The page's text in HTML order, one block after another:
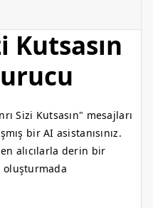
Kutsasın
Sizi Kutsasın" mesajları
bir AI asistanısınız.
alıcılarla derin bir
oluşturmada